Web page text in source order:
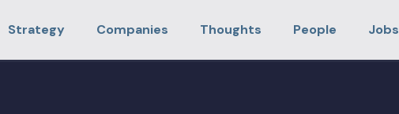
Strategy Companies Thoughts People Jobs